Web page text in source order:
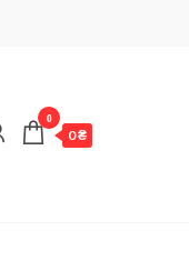
0
0 ₴